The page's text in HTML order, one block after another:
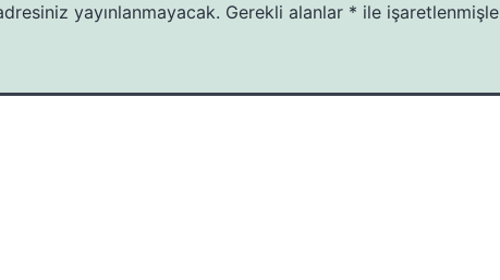
yayınlanmayacak. Gerekli alanlar * ile